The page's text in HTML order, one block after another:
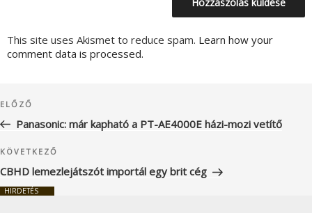
This site uses Akismet to reduce spam. Learn how your
comment data is processed.
navigáció
Korábbi
bejegyzés
ELŐZŐ
Panasonic: már kapható a PT-AE4000E házi-mozi vetítő
Következő
bejegyzés
KÖVETKEZŐ
CBHD lemezlejátszót importál egy brit cég
HIRDETÉS